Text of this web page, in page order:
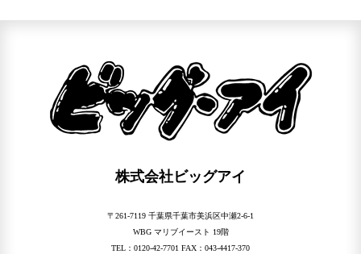
株式会社ビッグアイ
〒261-7119 千葉県千葉市美浜区中瀬2-6-1
WBG マリブイースト 19階
TEL：0120-42-7701 FAX：043-4417-370